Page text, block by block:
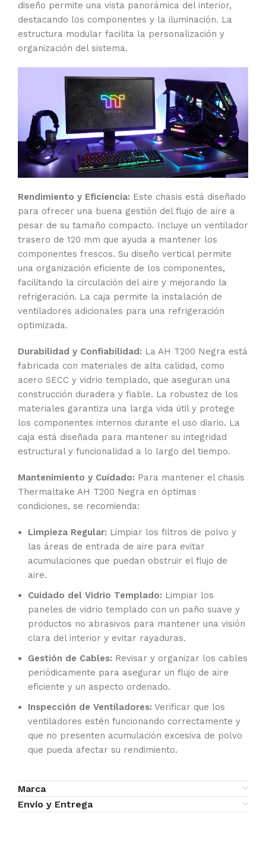
diseño permite una vista panorámica del interior,
destacando los componentes y la iluminación. La
estructura modular facilita la personalización y
organización del sistema.
Rendimiento y Eficiencia: Este chasis está diseñado
para ofrecer una buena gestión del flujo de aire a
pesar de su tamaño compacto. Incluye un ventilador
trasero de 120 mm que ayuda a mantener los
componentes frescos. Su diseño vertical permite
una organización eficiente de los componentes,
facilitando la circulación del aire y mejorando la
refrigeración. La caja permite la instalación de
ventiladores adicionales para una refrigeración
optimizada.
Durabilidad y Confiabilidad: La AH T200 Negra está
fabricada con materiales de alta calidad, como
acero SECC y vidrio templado, que aseguran una
construcción duradera y fiable. La robustez de los
materiales garantiza una larga vida útil y protege
los componentes internos durante el uso diario. La
caja está diseñada para mantener su integridad
estructural y funcionalidad a lo largo del tiempo.
Mantenimiento y Cuidado: Para mantener el chasis
Thermaltake AH T200 Negra en óptimas
condiciones, se recomienda:
Limpieza Regular: Limpiar los filtros de polvo y
las áreas de entrada de aire para evitar
acumulaciones que puedan obstruir el flujo de
aire.
Cuidado del Vidrio Templado: Limpiar los
paneles de vidrio templado con un paño suave y
productos no abrasivos para mantener una visión
clara del interior y evitar rayaduras.
Gestión de Cables: Revisar y organizar los cables
periódicamente para asegurar un flujo de aire
eficiente y un aspecto ordenado.
Inspección de Ventiladores: Verificar que los
ventiladores estén funcionando correctamente y
que no presenten acumulación excesiva de polvo
que pueda afectar su rendimiento.
Marca
Envío y Entrega